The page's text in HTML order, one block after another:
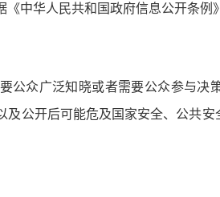
中华人民共和国政府信息公开条例
公众广泛知晓或者需要公众参与决
及公开后可能危及国家安全、公共